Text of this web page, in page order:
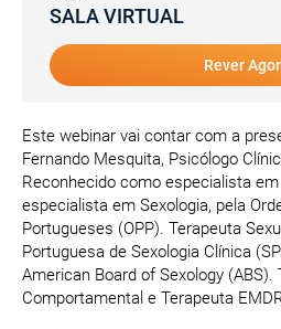
SALA VIRTUAL
Rever
Este webinar vai contar com a
Fernando Mesquita, Psicólogo
Reconhecido como especialista
especialista em Sexologia, pela
Portugueses (OPP). Terapeuta
Portuguesa de Sexologia Clínica
American Board of Sexology (ABS).
Comportamental e Terapeuta